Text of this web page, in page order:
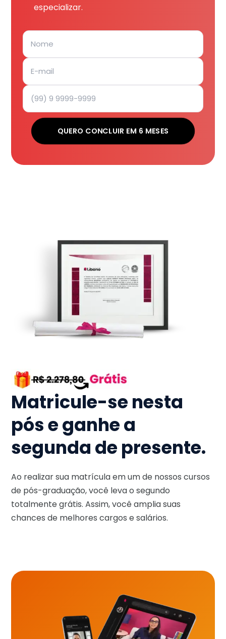
especializar.
QUERO CONCLUIR EM 6 MESES
Matricule-se nesta
pós e ganhe a
segunda de presente.
Ao realizar sua matrícula em um de nossos cursos
de pós-graduação, você leva o segundo
totalmente grátis. Assim, você amplia suas
chances de melhores cargos e salários.